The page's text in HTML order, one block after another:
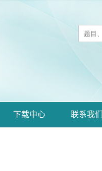
下载中心 联系我们